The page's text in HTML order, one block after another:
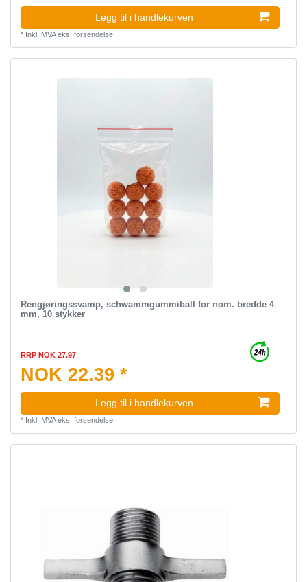
Legg til i handlekurven
* Inkl. MVAeks. forsendelse
Rengjøringssvamp, schwammgummiball for nom. bredde 4
mm, 10 stykker
RRP NOK 27.97
NOK 22.39 *
Legg til i handlekurven
* Inkl. MVAeks. forsendelse